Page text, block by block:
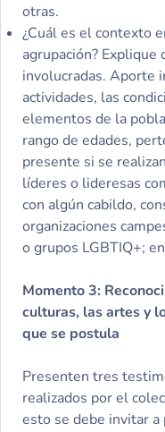
otras.
¿Cuál es el contexto
agrupación?
involucradas. Aporte
actividades, las
elementos de la
rango de edades,
presente si se
líderes o lideresas
con algún cabildo,
organizaciones
o grupos LGBTIQ+;
Momento 3:
culturas, las artes y
que se postula
Presenten tres
realizados por el
esto se debe invitar